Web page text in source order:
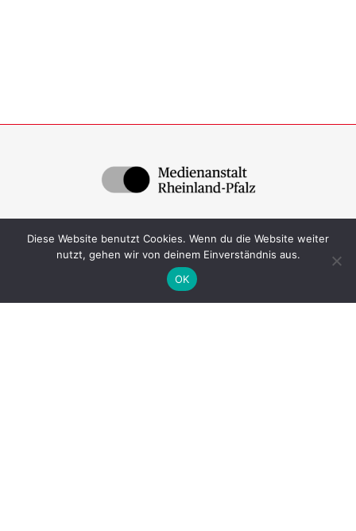
Diese Website benutzt Cookies. Wenn du die Website weiter
nutzt, gehen wir von deinem Einverständnis aus.
OK